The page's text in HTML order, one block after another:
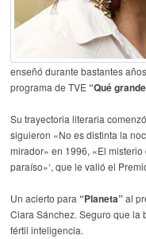
enseñó durante bastantes
programa de TVE “Qué
Su trayectoria literaria
siguieron «No es distinta la
mirador» en 1996, «El
paraíso»‘, que le valió el
Un acierto para “Planeta”al
Clara Sánchez. Seguro que la
fértil inteligencia.